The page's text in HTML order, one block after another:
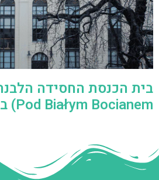
Pod Białym Bocianem) בורוצלב